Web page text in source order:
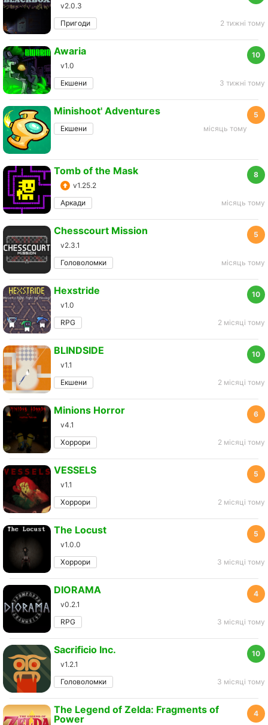
v2.0.3
Пригоди
2 тижні тому
10
Awaria
v1.0
Екшени
3 тижні тому
5
Minishoot' Adventures
Екшени місяць тому
8
Tomb of the Mask
v1.25.2
Аркади
місяць тому
5
Chesscourt Mission
v2.3.1
Головоломки
місяць тому
10
Hexstride
v1.0
RPG
2 місяці тому
10
BLINDSIDE
v1.1
Екшени
2 місяці тому
6
Minions Horror
v4.1
Хоррори
2 місяці тому
5
VESSELS
v1.1
Хоррори
2 місяці тому
5
The Locust
v1.0.0
Хоррори
3 місяці тому
4
DIORAMA
v0.2.1
RPG
3 місяці тому
10
Sacrificio Inc.
v1.2.1
Головоломки
3 місяці тому
4
The Legend of Zelda: Fragments of
Power